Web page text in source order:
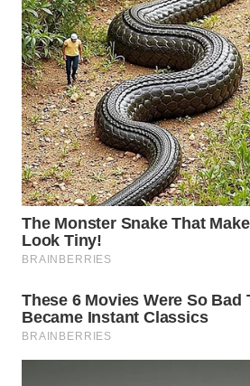
WN
NATUNA
WN
BINTAN
WN
MANDALIKA
WN
LIKUPANG
LABUANBAJO
WN